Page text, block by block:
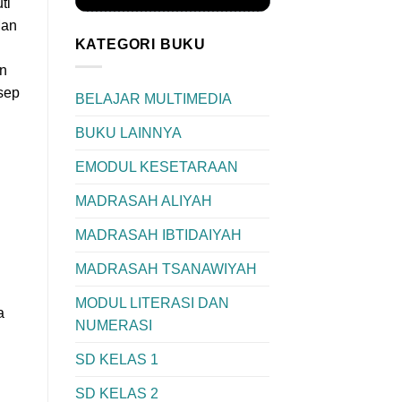
KATEGORI BUKU
BELAJAR MULTIMEDIA
BUKU LAINNYA
EMODUL KESETARAAN
MADRASAH ALIYAH
MADRASAH IBTIDAIYAH
MADRASAH TSANAWIYAH
MODUL LITERASI DAN
NUMERASI
SD KELAS 1
SD KELAS 2